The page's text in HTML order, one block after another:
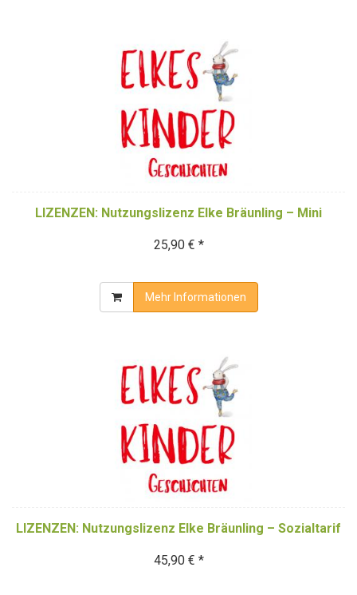
LIZENZEN: Nutzungslizenz Elke Bräunling – Mini
25,90 € *
Mehr Informationen
LIZENZEN: Nutzungslizenz Elke Bräunling – Sozialtarif
45,90 € *